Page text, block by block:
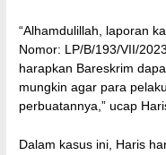
“Alhamdulillah, laporan
Nomor: LP/B/193/VII/
harapkan Bareskrim
mungkin agar para
perbuatannya,” ucap
Dalam kasus ini, Haris